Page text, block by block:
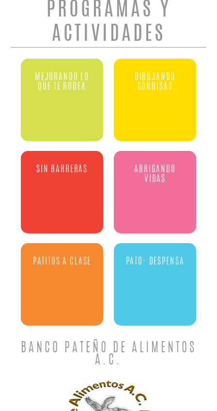
PROGRAMAS Y
ACTIVIDADES
MEJORANDO LO
QUE TE RODEA
DIBUJANDO
SONRISAS
SIN BARRERAS
ABRIGANDO
VIDAS
PATITOS A CLASE PATO- DESPENSA
BANCO PATEÑO DE ALIMENTOS
A.C.